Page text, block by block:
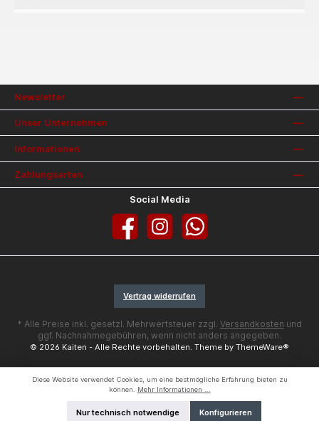
Newsletter
Unser Unternehmen
Informationen
Zahlungsarten
Social Media
Facebook InstagramWhatsApp
Vertrag widerrufen
* Alle Preise inkl. gesetzl. Mehrwertsteuer zzgl. Versandkosten und
ggf. Nachnahmegebühren, wenn nicht anders angegeben.
© 2026 Kaiten - Alle Rechte vorbehalten. Theme by ThemeWare®
Diese Website verwendet Cookies, um eine bestmögliche Erfahrung bieten zu
können.
Mehr Informationen ...
Nur technisch notwendige Konfigurieren